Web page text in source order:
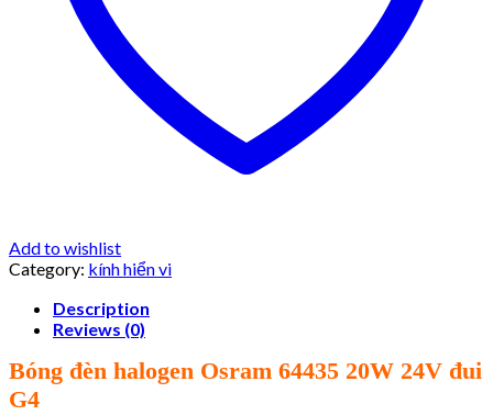
Add to wishlist
Category: kính hiển vi
Description
Reviews (0)
Bóng đèn halogen Osram 64435 20W 24V đui
G4